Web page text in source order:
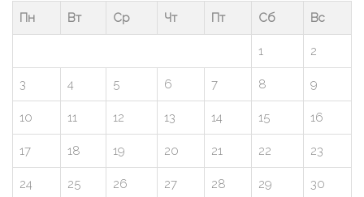
Пн
Вт Ср Чт Пт Сб Вс
1 2
3 4 5 6 7 8 9
10 11 12 13 14 15 16
17 18 19 20 21 22 23
24 25 26 27 28 29 30